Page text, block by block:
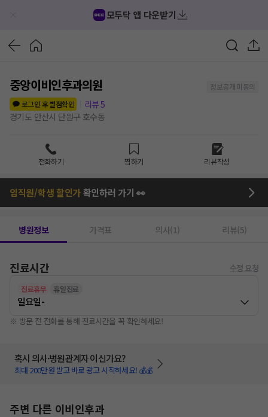
모두닥 앱 다운받기
중앙이비인후과의원
정보공개 미동의
로그인 후 별점확인
리뷰5
경기도 안산시 단원구 호수동
전화하기 찜하기 리뷰작성
임직원/학생 할인가확인하러 가기 👀
병원정보 가격표 의사(1) 리뷰(5)
진료시간 수정 요청
진료휴무 휴일진료
일요일-
※ 방문 전 전화를 통해 진료시간을 꼭 확인하세요!
혹시 의사·병원관계자 이신가요?
최대 200만원 받고 바로 광고 시작하세요! 💰💰
주변 다른 이비인후과